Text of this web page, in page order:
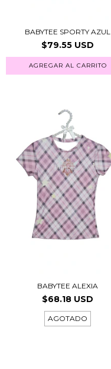
BABYTEE SPORTY AZUL
$79.55 USD
AGREGAR AL CARRITO
BABYTEE ALEXIA
$68.18 USD
AGOTADO